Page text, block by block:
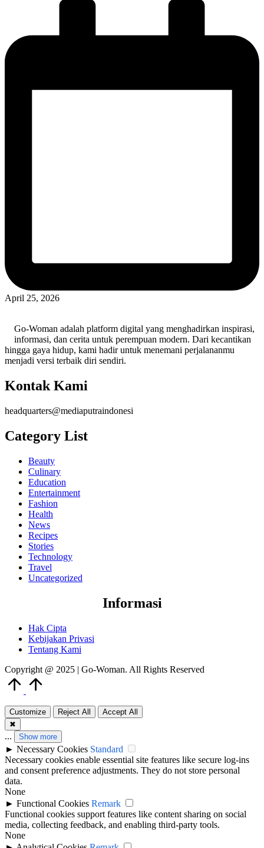
April 25, 2026
Go-Woman adalah platform digital yang menghadirkan inspirasi,
informasi, dan cerita untuk perempuan modern. Dari kecantikan
hingga gaya hidup, kami hadir untuk menemani perjalananmu
menjadi versi terbaik diri sendiri.
Kontak Kami
headquarters@mediaputraindonesi
Category List
Beauty
Culinary
Education
Entertainment
Fashion
Health
News
Recipes
Stories
Technology
Travel
Uncategorized
Informasi
Hak Cipta
Kebijakan Privasi
Tentang Kami
Copyright @ 2025 | Go-Woman. All Rights Reserved
Customize Reject All
Accept All
✖
... Show more
► Necessary Cookies Standard
Necessary cookies enable essential site features like secure log-ins
and consent preference adjustments. They do not store personal
data.
None
► Functional Cookies Remark
Functional cookies support features like content sharing on social
media, collecting feedback, and enabling third-party tools.
None